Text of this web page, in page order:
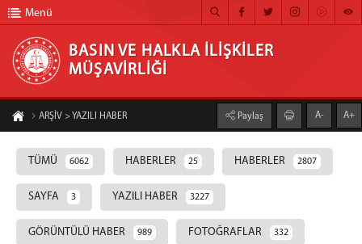
BASIN VE HALKLA İLİŞKİLER MÜŞAVİRLİĞİ
ANA SAYFA
MÜŞAVİRLİĞİMİZ
HABER ARŞİVİ
FOTOĞRAF ARŞİVİ
Menü
BASIN VE HALKLA İLİŞKİLER
MÜŞAVİRLİĞİ
ARŞİV > YAZILI HABER Paylaş A- A+
TÜMÜ 6062 HABERLER 25 HABERLER 2807
SAYFA 3 YAZILI HABER 3227
GÖRÜNTÜLÜ HABER 989 FOTOĞRAFLAR 332